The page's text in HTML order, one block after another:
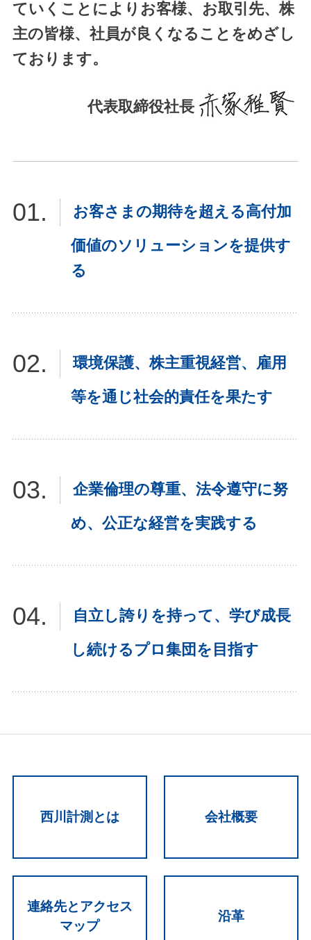
ていくことによりお客様、お取引先、株
主の皆様、社員が良くなることをめざし
ております。
代表取締役社長
お客さまの期待を超える高付加
価値のソリューションを提供す
る
環境保護、株主重視経営、雇用
等を通じ社会的責任を果たす
企業倫理の尊重、法令遵守に努
め、公正な経営を実践する
自立し誇りを持って、学び成長
し続けるプロ集団を目指す
西川計測とは 会社概要
連絡先とアクセス
マップ
沿革